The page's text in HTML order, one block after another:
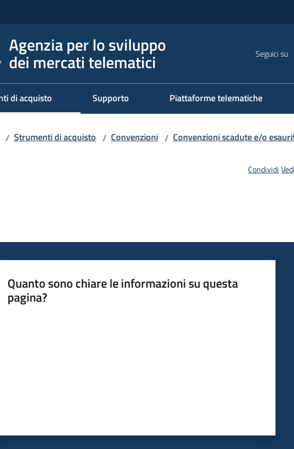
Agenzia per lo sviluppo
dei mercati telematici Seguici su
di acquisto Supporto Piattaforme telematiche
/ Strumenti di acquisto / Convenzioni / Convenzioni scadute e/o
Condividi
Quanto sono chiare le informazioni su questa
pagina?